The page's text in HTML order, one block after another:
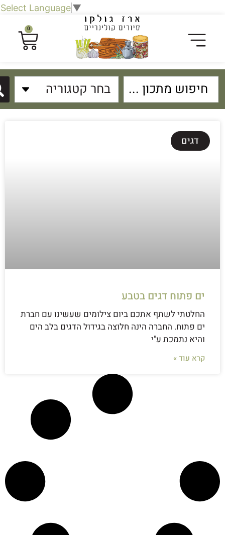
Select Language
דגים
ים פתוח דגים בטבע
החלטתי לשתף אתכם ביום צילומים שעשינו עם חברת
ים פתוח. החברה הינה חלוצה בגידול הדגים בלב הים
והיא נתמכת ע"י
קרא עוד »